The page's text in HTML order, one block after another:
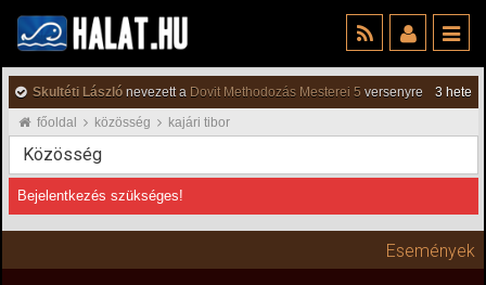
Skultéti László nevezett a Dovit Methodozás Mesterei 5 versenyre
3 hete
főoldal
közösség kajári tibor
Közösség
Bejelentkezés szükséges!
Események